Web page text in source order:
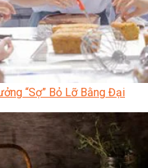
“Sợ” Bỏ Lỡ Bằng Đại